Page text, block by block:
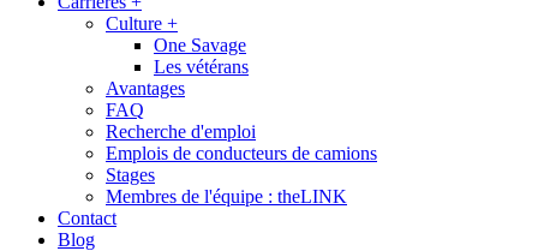
Culture +
One Savage
Les vétérans
Avantages
FAQ
Recherche d'emploi
Emplois de conducteurs de camions
Stages
Membres de l'équipe : theLINK
Contact
Blog